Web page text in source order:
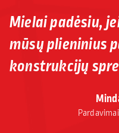
Mielai padėsiu,
mūsų plieninius
konstrukcijų